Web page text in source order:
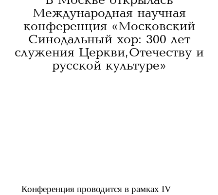
Международная научная
конференция «Московский
Синодальный хор: 300 лет
служения Церкви, Отечеству и
русской культуре»
Конференция проводится в рамках IV